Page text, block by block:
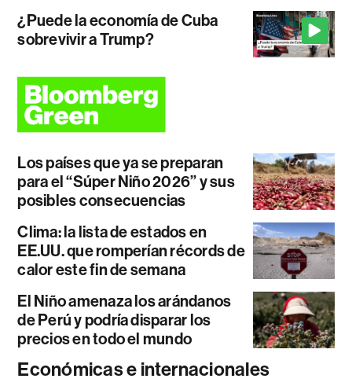
¿Puede la economía de Cuba
sobrevivir a Trump?
Los países que ya se preparan
para el “Súper Niño 2026” y sus
posibles consecuencias
Clima: la lista de estados en
EE.UU. que romperían récords de
calor este fin de semana
El Niño amenaza los arándanos
de Perú y podría disparar los
precios en todo el mundo
Económicas e internacionales